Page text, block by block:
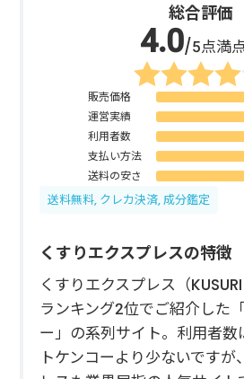
総合評価
/5点満
販売価格
運営実績
利用者数
支払い方法
送料の安さ
送料無料, クレカ決済, 成分鑑定
くすりエクスプレスの特徴
くすりエクスプレス（KUSURI
ランキング2位でご紹介した
ー」の系列サイト。利用者数
トケンコーより少ないです